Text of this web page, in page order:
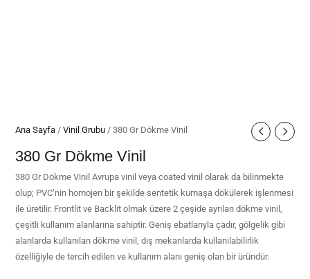
Ana Sayfa /Vinil Grubu / 380 Gr Dökme Vinil
380 Gr Dökme Vinil
380 Gr Dökme Vinil Avrupa vinil veya coated vinil olarak da bilinmekte
olup; PVC’nin homojen bir şekilde sentetik kumaşa dökülerek işlenmesi
ile üretilir. Frontlit ve Backlit olmak üzere 2 çeşide ayrılan dökme vinil,
çeşitli kullanım alanlarına sahiptir. Geniş ebatlarıyla çadır, gölgelik gibi
alanlarda kullanılan dökme vinil, dış mekanlarda kullanılabilirlik
özelliğiyle de tercih edilen ve kullanım alanı geniş olan bir üründür.